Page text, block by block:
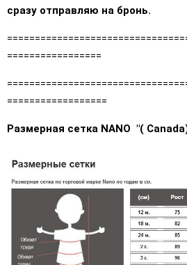
сразу отправляю на бронь.
=================
==================
Размерная сетка NANO "(